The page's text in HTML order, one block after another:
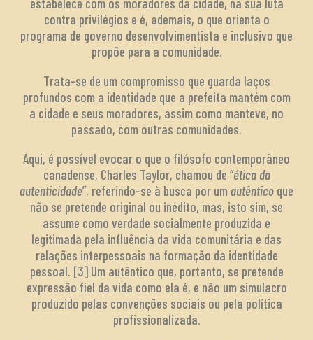
estabelece com os moradores da cidade, na sua luta
contra privilégios e é, ademais, o que orienta o
programa de governo desenvolvimentista e inclusivo que
propõe para a comunidade.
Trata-se de um compromisso que guarda laços
profundos com a identidade que a prefeita mantém com
a cidade e seus moradores, assim como manteve, no
passado, com outras comunidades.
Aqui, é possível evocar o que o filósofo contemporâneo
canadense, Charles Taylor, chamou de “ética da
autenticidade”, referindo-se à busca por um autêntico que
não se pretende original ou inédito, mas, isto sim, se
assume como verdade socialmente produzida e
legitimada pela influência da vida comunitária e das
relações interpessoais na formação da identidade
pessoal. [3] Um autêntico que, portanto, se pretende
expressão fiel da vida como ela é, e não um simulacro
produzido pelas convenções sociais ou pela política
profissionalizada.